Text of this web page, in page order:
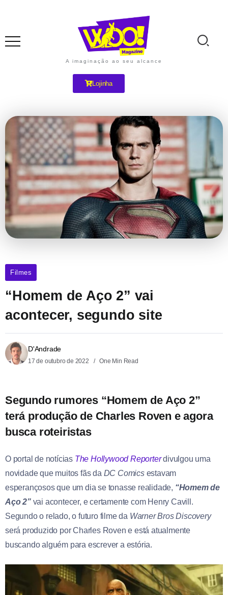
A imaginação ao seu alcance
Lojinha
Filmes
“Homem de Aço 2” vai
acontecer, segundo site
D'Andrade
17 de outubro de 2022 One Min Read
Segundo rumores “Homem de Aço 2”
terá produção de Charles Roven e agora
busca roteiristas
O portal de notícias The Hollywood Reporter divulgou uma
novidade que muitos fãs da DC Comicsestavam
esperançosos que um dia se tonasse realidade, “Homem de
Aço 2”vai acontecer, e certamente com Henry Cavill.
Segundo o relado, o futuro filme da Warner Bros Discovery
será produzido por Charles Roven e está atualmente
buscando alguém para escrever a estória.